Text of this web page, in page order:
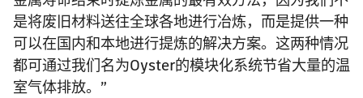
是将废旧材料送往全球各地进行冶炼，而是提供一种
可以在国内和本地进行提炼的解决方案。这两种情况
都可通过我们名为Oyster的模块化系统节省大量的温
室气体排放。”